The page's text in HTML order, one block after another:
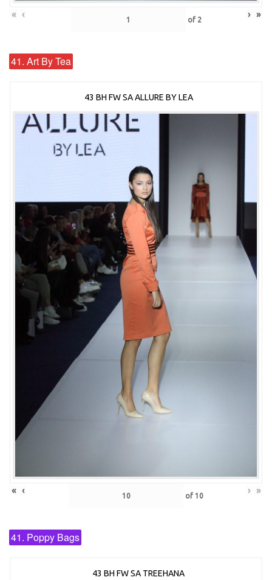
« ‹ of 2 › »
41. Art By Tea
43 BH FW SA ALLURE BY LEA
« ‹ of 10 › »
41. Poppy Bags
43 BH FW SA TREEHANA